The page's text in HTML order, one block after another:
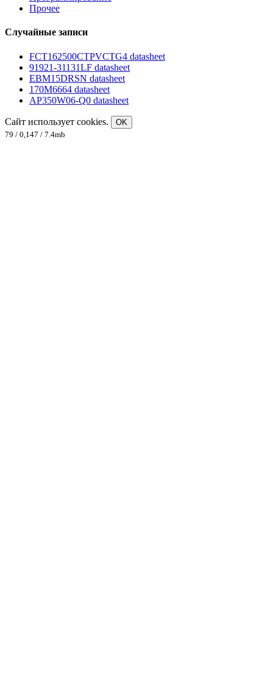
Прочее
Случайные записи
FCT162500CTPVCTG4 datasheet
91921-31131LF datasheet
EBM15DRSN datasheet
170M6664 datasheet
AP350W06-Q0 datasheet
Сайт использует cookies.
OK
79 / 0,147 / 7.4mb